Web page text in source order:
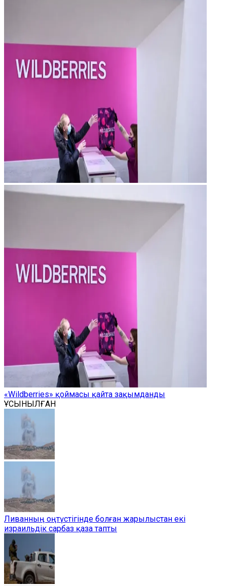
«Wildberries» қоймасы қайта зақымданды
ҰСЫНЫЛҒАН
Ливанның оңтүстігінде болған жарылыстан екі
израильдік сарбаз қаза тапты